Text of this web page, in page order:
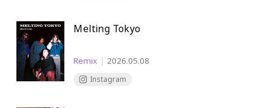
Melting Tokyo
Remix 2026.05.08
Instagram